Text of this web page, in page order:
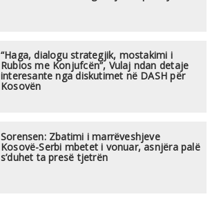
“Haga, dialogu strategjik, mostakimi i
Rubios me Konjufcën”, Vulaj ndan detaje
interesante nga diskutimet në DASH për
Kosovën
Sorensen: Zbatimi i marrëveshjeve
Kosovë-Serbi mbetet i vonuar, asnjëra palë
s’duhet ta presë tjetrën